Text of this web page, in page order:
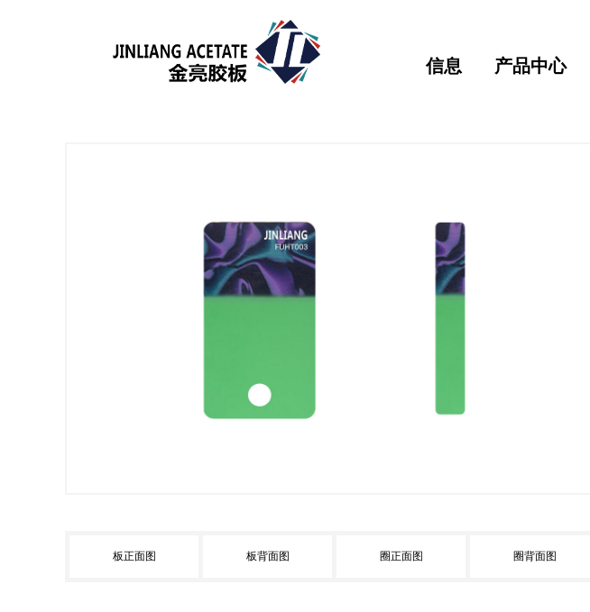
信息 产品中心
板正面图 板背面图 圈正面图 圈背面图